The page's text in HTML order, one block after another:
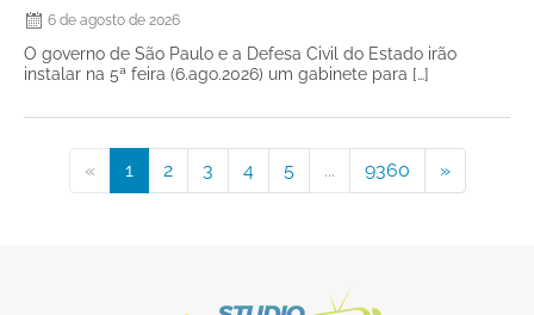
6 de agosto de 2026
O governo de São Paulo e a Defesa Civil do Estado irão
instalar na 5ª feira (6.ago.2026) um gabinete para […]
« 1 2 3 4 5 ... 9360 »